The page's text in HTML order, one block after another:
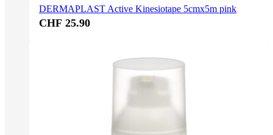
DERMAPLAST Active Kinesiotape 5cmx5m pink
CHF 25.90